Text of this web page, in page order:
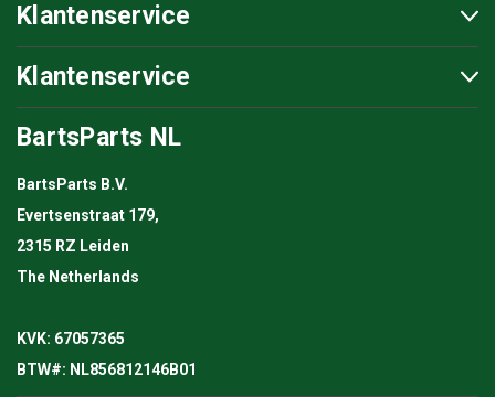
Klantenservice
Klantenservice
BartsParts NL
BartsParts B.V.
Evertsenstraat 179,
2315 RZ Leiden
The Netherlands
KVK: 67057365
BTW#: NL856812146B01